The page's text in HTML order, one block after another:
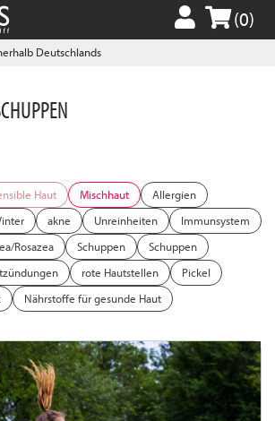
(0)
Deutschlands
Haut Mischhaut
Allergien
akne Unreinheiten
Immunsystem
Rosazea Schuppen
Schuppen
rote Hautstellen
Pickel
Nährstoffe für gesunde Haut